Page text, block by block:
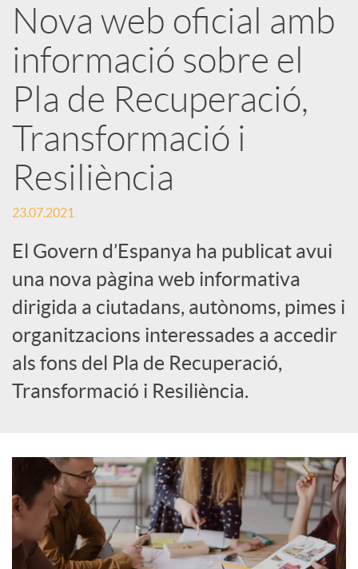
r
x
e
s
S
o
c
i
l
s
Nova web oficial amb
informació sobre el
Pla de Recuperació,
Transformació i
Resiliència
23.07.2021
El Govern d’Espanya ha publicat avui
una nova pàgina web informativa
dirigida a ciutadans, autònoms, pimes i
organitzacions interessades a accedir
als fons del Pla de Recuperació,
Transformació i Resiliència.